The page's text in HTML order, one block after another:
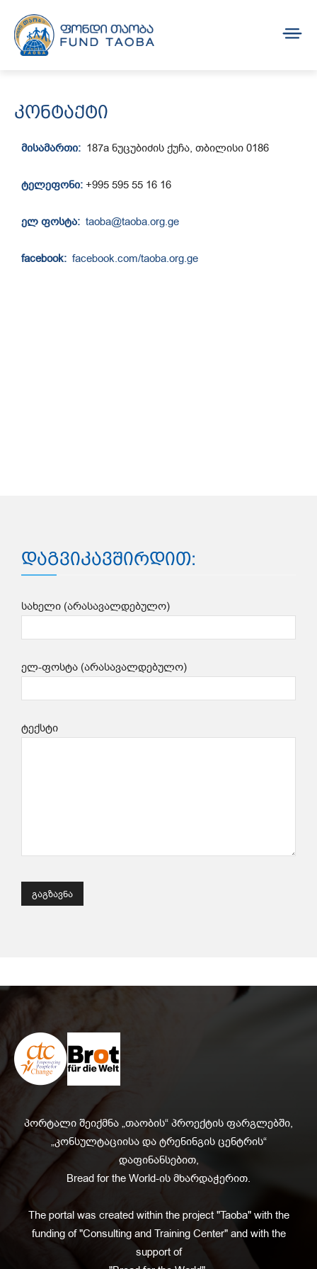
კონტაქტი
მისამართი: 187a ნუცუბიძის ქუჩა, თბილისი 0186
ტელეფონი: +995 595 55 16 16
ელ ფოსტა: taoba@taoba.org.ge
facebook: facebook.com/taoba.org.ge
დაგვიკავშირდით:
სახელი (არასავალდებულო)
ელ-ფოსტა (არასავალდებულო)
ტექსტი
პორტალი შეიქმნა „თაობის“ პროექტის ფარგლებში,
„კონსულტაციისა და ტრენინგის ცენტრის“
დაფინანსებით,
Bread for the World-ის მხარდაჭერით.
The portal was created within the project "Taoba" with the
funding of "Consulting and Training Center" and with the
support of